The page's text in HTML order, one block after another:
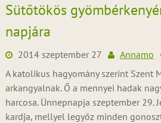
Sütőtökös
napjára
2014 szeptember 27 Annamo
A katolikus hagyomány szerint Szent
arkangyalnak. Ő a mennyei hadak
harcosa. Ünnepnapja szeptember 29.
kardja, mellyel legyőz minden